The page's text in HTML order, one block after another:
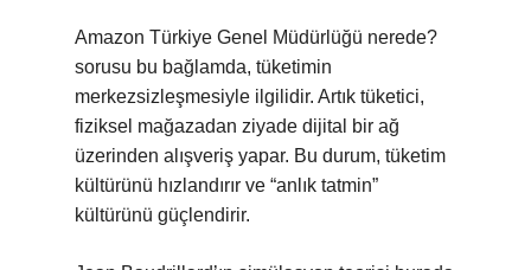
Amazon Türkiye Genel Müdürlüğü nerede?
sorusu bu bağlamda, tüketimin
merkezsizleşmesiyle ilgilidir. Artık tüketici,
fiziksel mağazadan ziyade dijital bir ağ
üzerinden alışveriş yapar. Bu durum, tüketim
kültürünü hızlandırır ve “anlık tatmin”
kültürünü güçlendirir.